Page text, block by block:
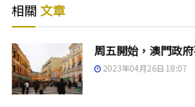
相關 文章
周五開始，澳門政
2023年04月26日 18:07